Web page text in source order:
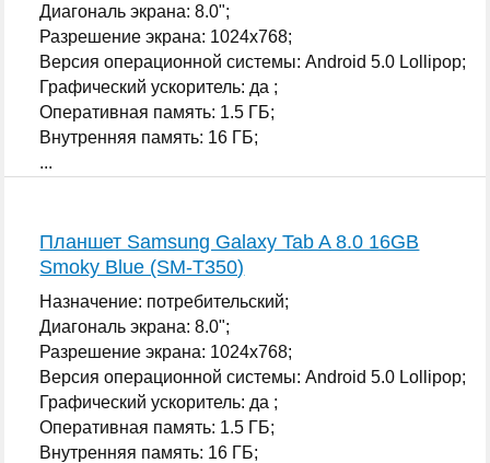
Диагональ экрана: 8.0";
Разрешение экрана: 1024x768;
Версия операционной системы: Android 5.0 Lollipop;
Графический ускоритель: да ;
Оперативная память: 1.5 ГБ;
Внутренняя память: 16 ГБ;
...
Планшет Samsung Galaxy Tab A 8.0 16GB
Smoky Blue (SM-T350)
Назначение: потребительский;
Диагональ экрана: 8.0";
Разрешение экрана: 1024x768;
Версия операционной системы: Android 5.0 Lollipop;
Графический ускоритель: да ;
Оперативная память: 1.5 ГБ;
Внутренняя память: 16 ГБ;